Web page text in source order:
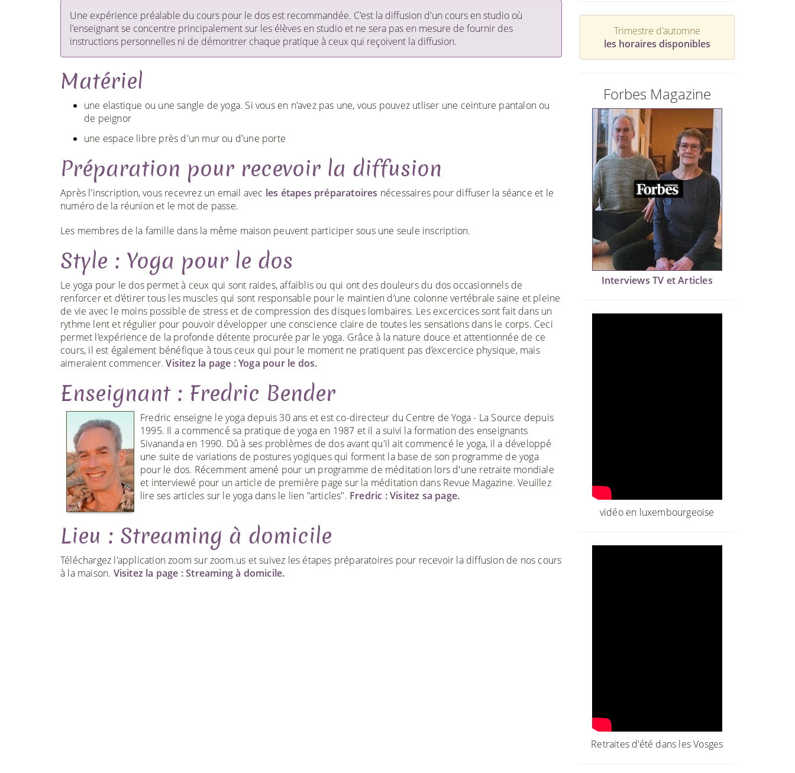
Une expérience préalable du cours pour le dos est recommandée. C'est la diffusion d'un cours en studio où
l'enseignant se concentre principalement sur les élèves en studio et ne sera pas en mesure de fournir des
instructions personnelles ni de démontrer chaque pratique à ceux qui reçoivent la diffusion.
Matériel
une elastique ou une sangle de yoga. Si vous en n'avez pas une, vous pouvez utliser une ceinture pantalon ou
de peignor
une espace libre près d'un mur ou d'une porte
Préparation pour recevoir la diffusion
Après l'inscription, vous recevrez un email avec les étapes préparatoires nécessaires pour diffuser la séance et le
numéro de la réunion et le mot de passe.
Les membres de la famille dans la même maison peuvent participer sous une seule inscription.
Style : Yoga pour le dos
Le yoga pour le dos permet à ceux qui sont raides, affaiblis ou qui ont des douleurs du dos occasionnels de
renforcer et d’étirer tous les muscles qui sont responsable pour le maintien d’une colonne vertébrale saine et pleine
de vie avec le moins possible de stress et de compression des disques lombaires. Les excercices sont fait dans un
rythme lent et régulier pour pouvoir développer une conscience claire de toutes les sensations dans le corps. Ceci
permet l’expérience de la profonde détente procurée par le yoga. Grâce à la nature douce et attentionnée de ce
cours, il est également bénéfique à tous ceux qui pour le moment ne pratiquent pas d’excercice physique, mais
aimeraient commencer.Visitez la page : Yoga pour le dos.
Enseignant : Fredric Bender
Fredric enseigne le yoga depuis 30 ans et est co-directeur du Centre de Yoga - La Source depuis
1995. Il a commencé sa pratique de yoga en 1987 et il a suivi la formation des enseignants
Sivananda en 1990. Dû à ses problèmes de dos avant qu'il ait commencé le yoga, il a développé
une suite de variations de postures yogiques qui forment la base de son programme de yoga
pour le dos. Récemment amené pour un programme de méditation lors d'une retraite mondiale
et interviewé pour un article de première page sur la méditation dans Revue Magazine. Veuillez
lire ses articles sur le yoga dans le lien "articles". Fredric : Visitez sa page.
Lieu : Streaming à domicile
Téléchargez l'application zoom sur zoom.us et suivez les étapes préparatoires pour recevoir la diffusion de nos cours
à la maison. Visitez la page : Streaming à domicile.
Trimestre d'automne
les horaires disponibles
Forbes Magazine
Interviews TV et Articles
vidéo en luxembourgeoise
Retraites d'été dans les Vosges